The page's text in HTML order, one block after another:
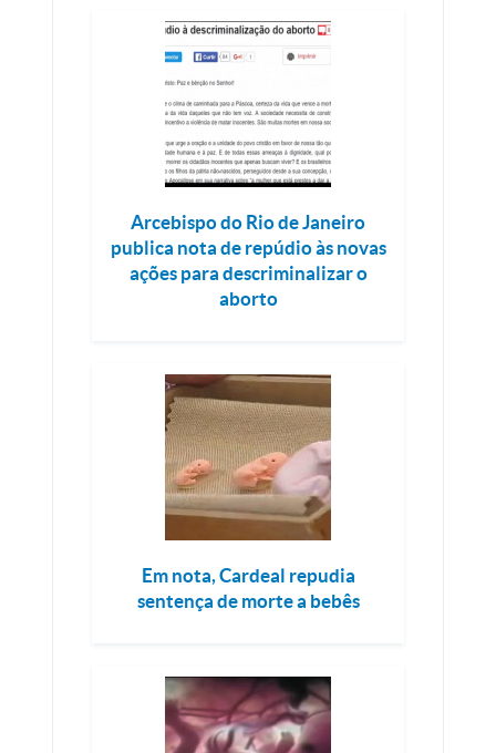
Arcebispo do Rio de Janeiro
publica nota de repúdio às novas
ações para descriminalizar o
aborto
Em nota, Cardeal repudia
sentença de morte a bebês